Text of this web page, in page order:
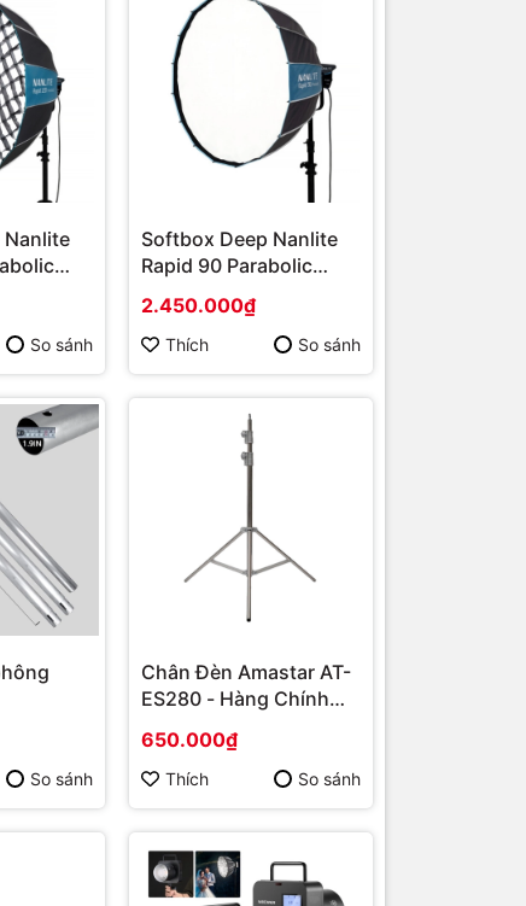
Nanlite
So sánh
Softbox Deep Nanlite
Rapid 90 Parabolic
2.450.000₫
Thích So sánh
So sánh
Chân Đèn Amastar AT-
ES280 - Hàng Chính
650.000₫
Thích So sánh